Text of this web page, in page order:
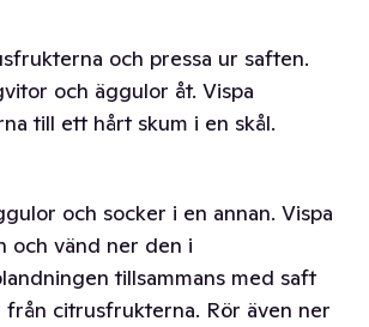
och pressa ur saften.
och äggulor åt. Vispa
till ett hårt skum i en skål.
och socker i en annan. Vispa
och vänd ner den i
tillsammans med saft
från citrusfrukterna. Rör även ner